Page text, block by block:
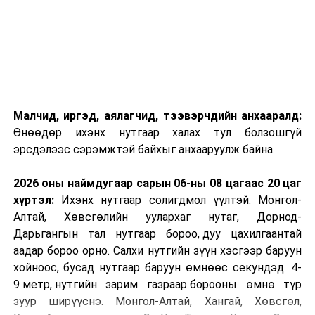
Малчид, иргэд, аялагчид, тээвэрчдийн анхааралд:
Өнөөдөр ихэнх нутгаар халах тул болзошгүй
эрсдэлээс сэрэмжтэй байхыг анхааруулж байна.
2026 оны наймдугаар сарын 06-ны 08 цагаас 20 цаг
хүртэл:Ихэнх нутгаар солигдмол үүлтэй. Монгол-
Алтай, Хөвсгөлийн уулархаг нутаг, Дорнод-
Дарьгангын тал нутгаар бороо, дуу цахилгаантай
аадар бороо орно. Салхи нутгийн зүүн хэсгээр баруун
хойноос, бусад нутгаар баруун өмнөөс секундэд 4-
9 метр, нутгийн зарим газраар борооны өмнө түр
зуур ширүүснэ. Монгол-Алтай, Хангай, Хөвсгөл,